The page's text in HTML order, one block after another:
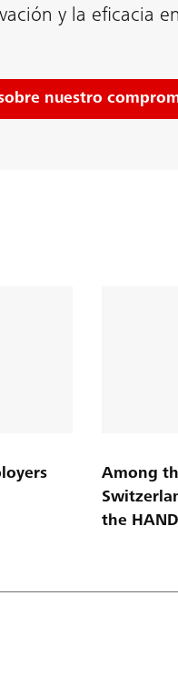
y la eficacia
nuestro
Among
the